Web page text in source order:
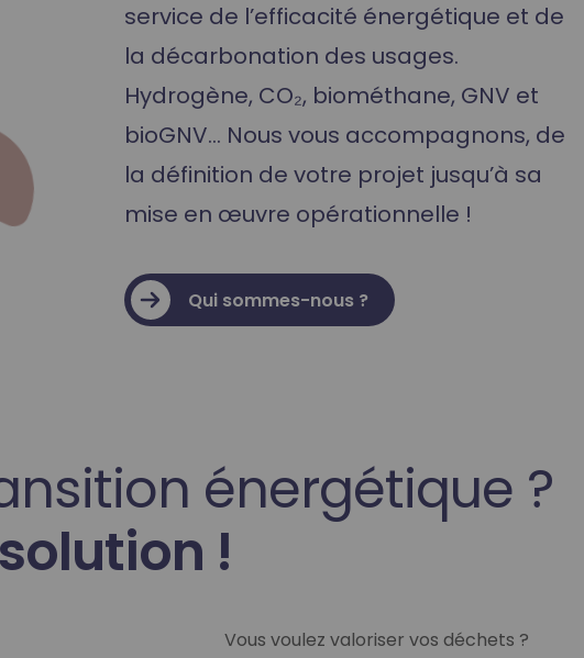
service de l’efficacité énergétique et de
la décarbonation des usages.
Hydrogène, CO₂, biométhane, GNV et
bioGNV… Nous vous accompagnons, de
la définition de votre projet jusqu’à sa
mise en œuvre opérationnelle !
Qui sommes-nous ?
énergétique ?
!
Vous voulez valoriser vos déchets ?